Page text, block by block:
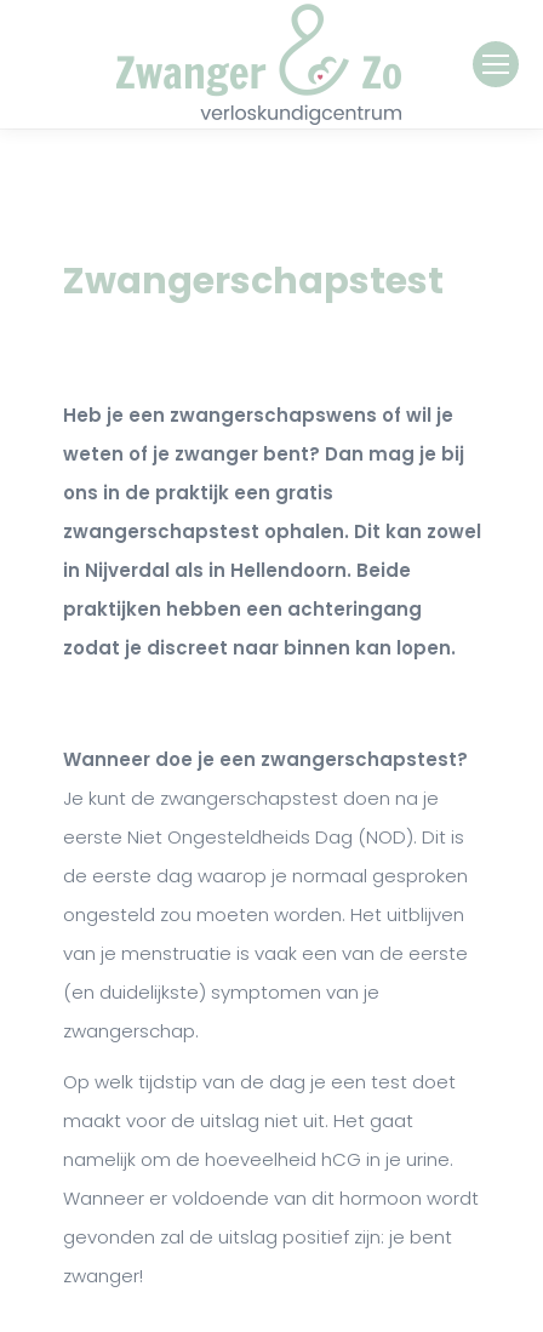
Zwangerschapstest
Heb je een zwangerschapswens of wil je
weten of je zwanger bent? Dan mag je bij
ons in de praktijk een gratis
zwangerschapstest ophalen. Dit kan zowel
in Nijverdal als in Hellendoorn. Beide
praktijken hebben een achteringang
zodat je discreet naar binnen kan lopen.
Wanneer doe je een zwangerschapstest?
Je kunt de zwangerschapstest doen na je
eerste Niet Ongesteldheids Dag (NOD). Dit is
de eerste dag waarop je normaal gesproken
ongesteld zou moeten worden. Het uitblijven
van je menstruatie is vaak een van de eerste
(en duidelijkste) symptomen van je
zwangerschap.
Op welk tijdstip van de dag je een test doet
maakt voor de uitslag niet uit. Het gaat
namelijk om de hoeveelheid hCG in je urine.
Wanneer er voldoende van dit hormoon wordt
gevonden zal de uitslag positief zijn: je bent
zwanger!